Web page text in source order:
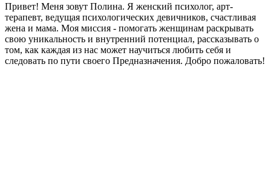
Привет! Меня зовут Полина. Я женский психолог, арт-
терапевт, ведущая психологических девичников, счастливая
жена и мама. Моя миссия - помогать женщинам раскрывать
свою уникальность и внутренний потенциал, рассказывать о
том, как каждая из нас может научиться любить себя и
следовать по пути своего Предназначения. Добро пожаловать!